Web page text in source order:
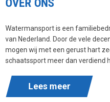
OVER ONS
Watermansport is een
van Nederland. Door de vele
mogen wij met een gerust hart
schaatssport meer dan verdiend
Lees meer